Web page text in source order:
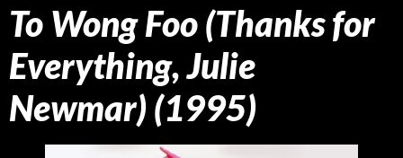
To Wong Foo (Thanks for
Everything, Julie
Newmar) (1995)